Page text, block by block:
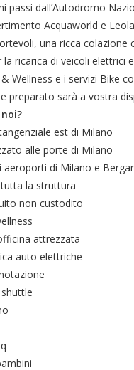
passi dall’Autodromo
Acquaworld e
una ricca
ricarica di veicoli elettrici
Wellness e i servizi Bike
preparato sarà a vostra
est di Milano
alle porte di Milano
aeroporti di Milano e
la struttura
non custodito
attrezzata
auto elettriche